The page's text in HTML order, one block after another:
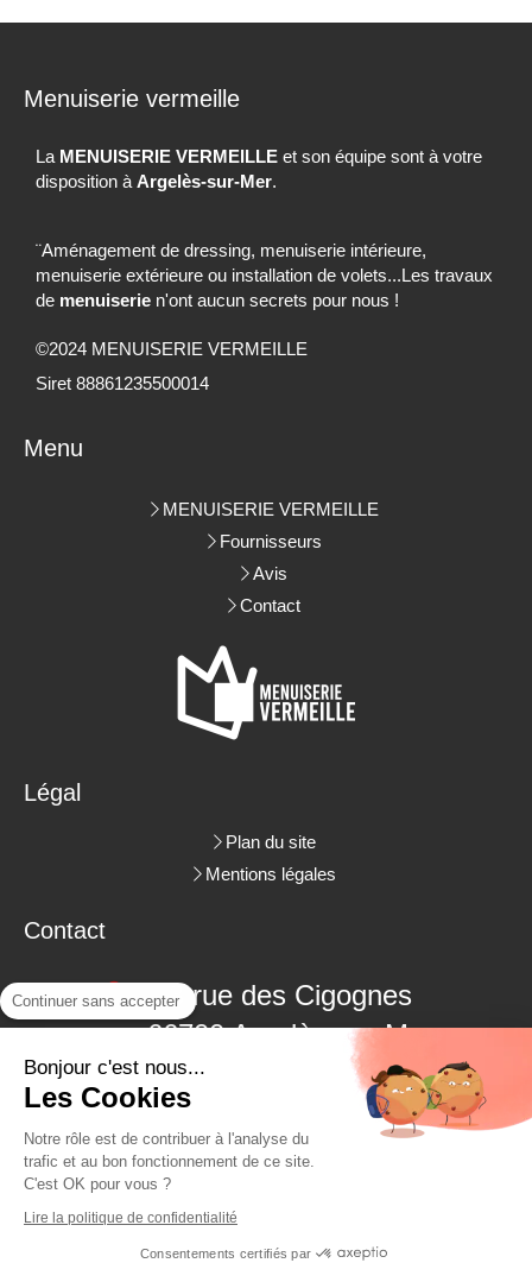
Menuiserie vermeille
La MENUISERIE VERMEILLE et son équipe sont à votre
disposition à Argelès-sur-Mer.
¨Aménagement de dressing, menuiserie intérieure,
menuiserie extérieure ou installation de volets...Les travaux
de menuiserie n'ont aucun secrets pour nous !
©2024 MENUISERIE VERMEILLE
Siret 88861235500014
Menu
MENUISERIE VERMEILLE
Fournisseurs
Avis
Contact
Légal
Plan du site
Mentions légales
Contact
3 rue des Cigognes
66700 Argelès-sur-Mer
06.09.18.38.48
04.68.22.62.26
Continuer sans accepter
Bonjour c'est nous...
Les Cookies
Notre rôle est de contribuer à l'analyse du
trafic et au bon fonctionnement de ce site.
C'est OK pour vous ?
Lire la politique de confidentialité
Consentements certifiés par